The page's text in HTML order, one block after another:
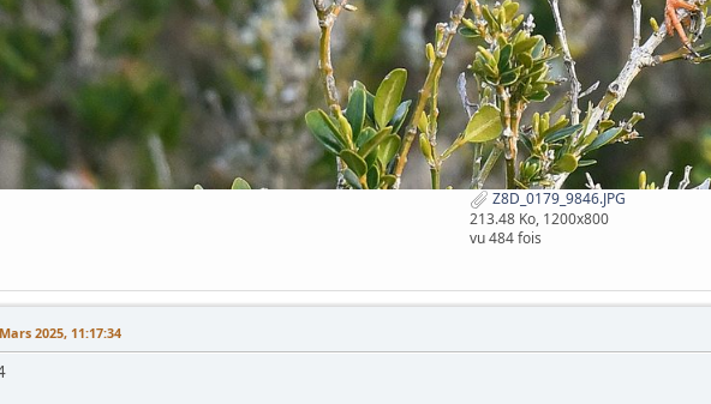
Z8D_0179_9846.JPG
213.48 Ko, 1200x800
vu 484 fois
2025, 11:17:34